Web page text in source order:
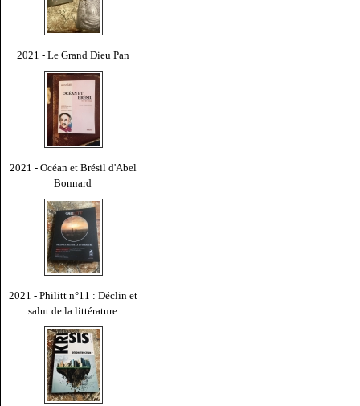
2021 - Le Grand Dieu Pan
2021 - Océan et Brésil d'Abel
Bonnard
2021 - Philitt n°11 : Déclin et
salut de la littérature